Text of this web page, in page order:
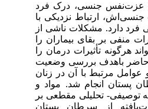
جنسی، درک فرد
ارتباط نزدیکی با
دارد. مشکلات ناشی از
منفی بر بقای بیماران را
هرگونه تأثیرات درمان را
باهدف بررسی وضعیت
مرتبط با آن در زنان
پستان انجام شد. مواد و
تحلیلی مقطعی بر
از سرطان پستان